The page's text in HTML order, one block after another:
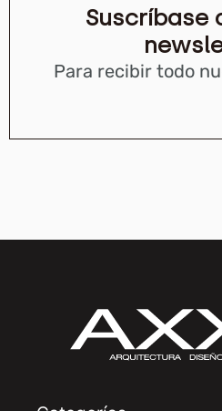
Suscríbase
Para recibir todo